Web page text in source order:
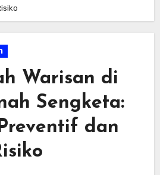
Warisan di
Sengketa:
dan